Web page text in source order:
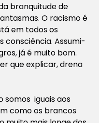
branquitude de
O racismo é
em todos os
consciência. Assumi-
já é muito bom.
que explicar, drena
somos iguais aos
como os brancos